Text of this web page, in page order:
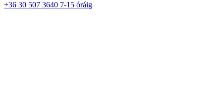
+36 30 507 3640 7-15 óráig